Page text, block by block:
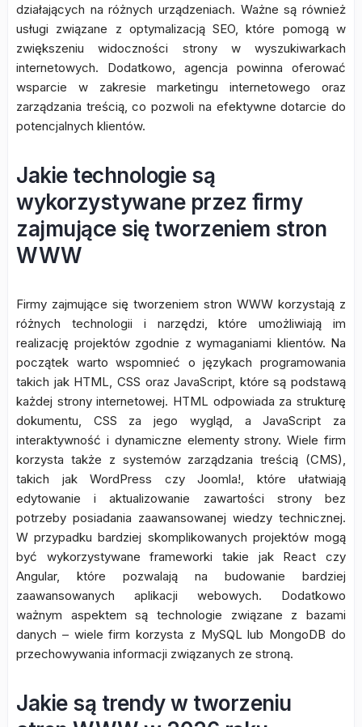
działających na różnych urządzeniach. Ważne są również
usługi związane z optymalizacją SEO, które pomogą w
zwiększeniu widoczności strony w wyszukiwarkach
internetowych. Dodatkowo, agencja powinna oferować
wsparcie w zakresie marketingu internetowego oraz
zarządzania treścią, co pozwoli na efektywne dotarcie do
potencjalnych klientów.
Jakie technologie są
wykorzystywane przez firmy
zajmujące się tworzeniem stron
WWW
Firmy zajmujące się tworzeniem stron WWW korzystają z
różnych technologii i narzędzi, które umożliwiają im
realizację projektów zgodnie z wymaganiami klientów. Na
początek warto wspomnieć o językach programowania
takich jak HTML, CSS oraz JavaScript, które są podstawą
każdej strony internetowej. HTML odpowiada za strukturę
dokumentu, CSS za jego wygląd, a JavaScript za
interaktywność i dynamiczne elementy strony. Wiele firm
korzysta także z systemów zarządzania treścią (CMS),
takich jak WordPress czy Joomla!, które ułatwiają
edytowanie i aktualizowanie zawartości strony bez
potrzeby posiadania zaawansowanej wiedzy technicznej.
W przypadku bardziej skomplikowanych projektów mogą
być wykorzystywane frameworki takie jak React czy
Angular, które pozwalają na budowanie bardziej
zaawansowanych aplikacji webowych. Dodatkowo
ważnym aspektem są technologie związane z bazami
danych – wiele firm korzysta z MySQL lub MongoDB do
przechowywania informacji związanych ze stroną.
Jakie są trendy w tworzeniu